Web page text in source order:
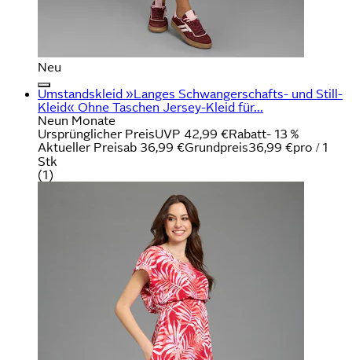
Neu
Umstandskleid »Langes Schwangerschafts- und Still-
Kleid« Ohne Taschen Jersey-Kleid für...
Neun Monate
Ursprünglicher PreisUVP 42,99 €Rabatt- 13 %
Aktueller Preisab 36,99 €Grundpreis36,99 €pro / 1
Stk
(1)